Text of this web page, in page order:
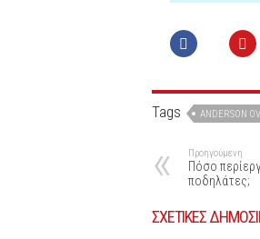
Tags ANDERSON
Προηγούμενη
Πόσο
ποδηλάτες;
ΣΧΕΤΙΚΕΣ